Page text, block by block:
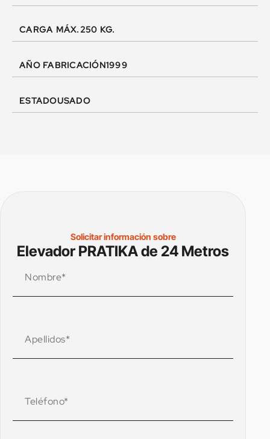
CARGA MÁX. 250 KG.
AÑO FABRICACIÓN1999
ESTADOUSADO
Solicitar información sobre
Elevador PRATIKA de 24 Metros